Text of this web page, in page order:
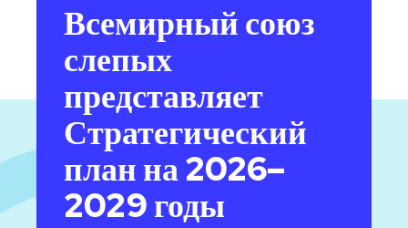
Всемирный союз
слепых
представляет
Стратегический
план на 2026–
2029 годы